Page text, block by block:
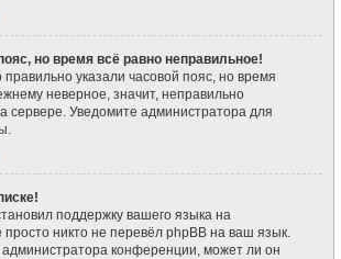
но время всё равно неправильное!
указали часовой пояс, но время
неверное, значит, неправильно
сервере. Уведомите администратора для
поддержку вашего языка на
никто не перевёл phpBB на ваш язык.
администратора конференции, может ли он